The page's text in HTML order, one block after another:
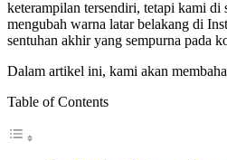
keterampilan tersendiri, tetapi kami di
mengubah warna latar belakang di
sentuhan akhir yang sempurna pada
Dalam artikel ini, kami akan
Table of Contents